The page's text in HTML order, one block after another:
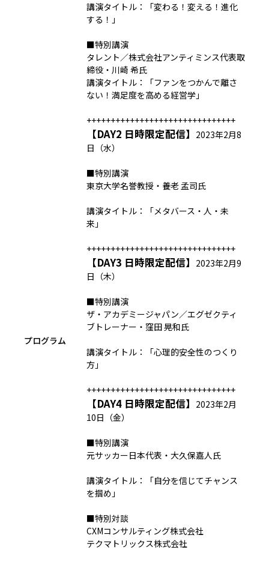
プログラム
講演タイトル：「変わる！変える！進化
する！」
■特別講演
タレント／株式会社アンティミンス代表取
締役・川崎 希氏
講演タイトル：「ファンをつかんで離さ
ない！満足度を高める経営学」
+++++++++++++++++++++++++++++++
【DAY2 日時限定配信】 2023年2月8
日（水）
■特別講演
東京大学名誉教授・養老 孟司氏
講演タイトル：「メタバース・人・未
来」
+++++++++++++++++++++++++++++++
【DAY3 日時限定配信】 2023年2月9
日（木）
■特別講演
ザ・アカデミージャパン／エグゼクティ
ブトレーナー・窪田 晃和氏
講演タイトル：「心理的安全性のつくり
方」
+++++++++++++++++++++++++++++++
【DAY4 日時限定配信】 2023年2月
10日（金）
■特別講演
元サッカー日本代表・大久保嘉人氏
講演タイトル：「自分を信じてチャンス
を掴め」
■特別対談
CXMコンサルティング株式会社
テクマトリックス株式会社